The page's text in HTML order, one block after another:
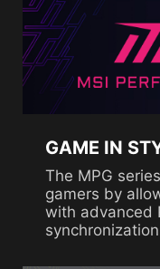
GAME IN
The MPG
gamers by
with advanced